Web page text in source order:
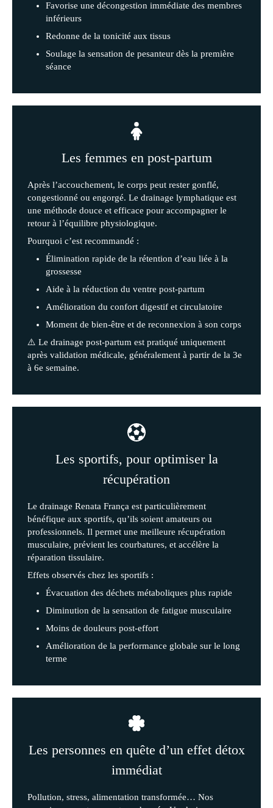
Favorise une décongestion immédiate des membres
inférieurs
Redonne de la tonicité aux tissus
Soulage la sensation de pesanteur dès la première
séance
Les femmes en post-partum
Après l’accouchement, le corps peut rester gonflé,
congestionné ou engorgé. Le drainage lymphatique est
une méthode douce et efficace pour accompagner le
retour à l’équilibre physiologique.
Pourquoi c’est recommandé :
Élimination rapide de la rétention d’eau liée à la
grossesse
Aide à la réduction du ventre post-partum
Amélioration du confort digestif et circulatoire
Moment de bien-être et de reconnexion à son corps
⚠️ Le drainage post-partum est pratiqué uniquement
après validation médicale, généralement à partir de la 3e
à 6e semaine.
Les sportifs, pour optimiser la
récupération
Le drainage Renata França est particulièrement
bénéfique aux sportifs, qu’ils soient amateurs ou
professionnels. Il permet une meilleure récupération
musculaire, prévient les courbatures, et accélère la
réparation tissulaire.
Effets observés chez les sportifs :
Évacuation des déchets métaboliques plus rapide
Diminution de la sensation de fatigue musculaire
Moins de douleurs post-effort
Amélioration de la performance globale sur le long
terme
Les personnes en quête d’un effet détox
immédiat
Pollution, stress, alimentation transformée… Nos